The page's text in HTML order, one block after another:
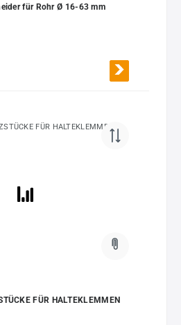
PREVOST-Rohrschneider für Rohr Ø 16-63 mm
FÜR HALTEKLEMMEN